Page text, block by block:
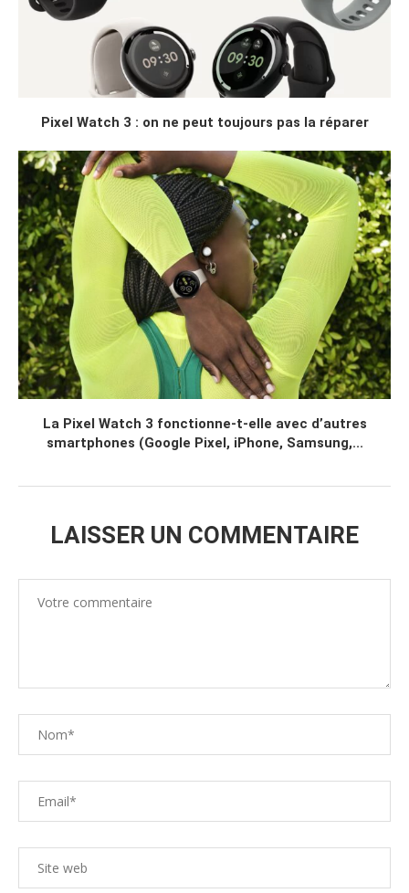
Pixel Watch 3 : on ne peut toujours pas la réparer
La Pixel Watch 3 fonctionne-t-elle avec d’autres
smartphones (Google Pixel, iPhone, Samsung,...
LAISSER UN COMMENTAIRE